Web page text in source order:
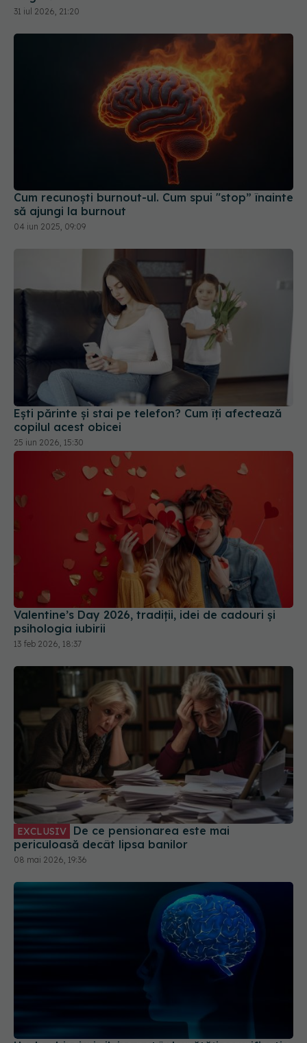
Cum recunoști burnout-ul. Cum spui "stop” înainte
să ajungi la burnout
04 iun 2025, 09:09
Ești părinte și stai pe telefon? Cum îți afectează
copilul acest obicei
25 iun 2026, 15:30
Valentine’s Day 2026, tradiții, idei de cadouri și
psihologia iubirii
13 feb 2026, 18:37
EXCLUSIV De ce pensionarea este mai
periculoasă decât lipsa banilor
08 mai 2026, 19:36
sănătatea mintală